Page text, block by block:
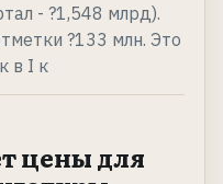
- ?1,548 млрд).
?133 млн. Это
в I к
цены для